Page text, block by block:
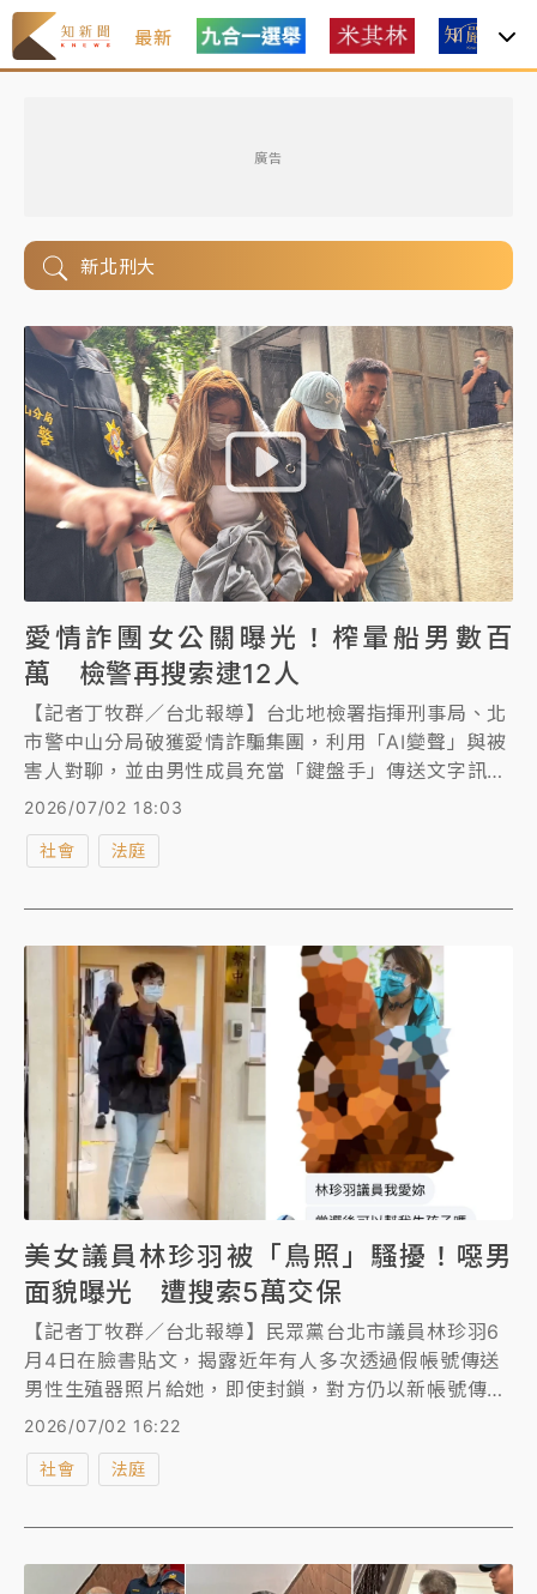
最新
廣告
新北刑大
愛情詐團女公關曝光！榨暈船男數百
萬 檢警再搜索逮12人
【記者丁牧群／台北報導】台北地檢署指揮刑事局、北
市警中山分局破獲愛情詐騙集團，利用「AI變聲」與被
害人對聊，並由男性成員充當「鍵盤手」傳送文字訊
息，並有多名女公關約見被害人，慫恿對方掏錢購買
程，再由集團變賣，甚至有些女公關藉機從事性交易，
元還透過水房洗錢。檢警5月間首波搜索拘提、約談首
腦黃建豪夫妻等18人，依《詐欺防制條例》等罪將黃建
豪夫妻等4人聲押禁見獲准，昨再度搜索拘提12人，其
中有8名女公關，今、明陸續移送北檢複訊。
2026/07/02 18:03
社會 法庭
美女議員林珍羽被「鳥照」騷擾！噁男
面貌曝光 遭搜索5萬交保
【記者丁牧群／台北報導】民眾黨台北市議員林珍羽6
月4日在臉書貼文，揭露近年有人多次透過假帳號傳送
男性生殖器照片給她，即使封鎖，對方仍以新帳號傳送
騷擾訊息。台北地檢署昨指揮警方搜索涉案的男子戴郁
軒住處並拘提他，檢察官今天下午複訊後，諭令5萬元
交保。
2026/07/02 16:22
社會 法庭